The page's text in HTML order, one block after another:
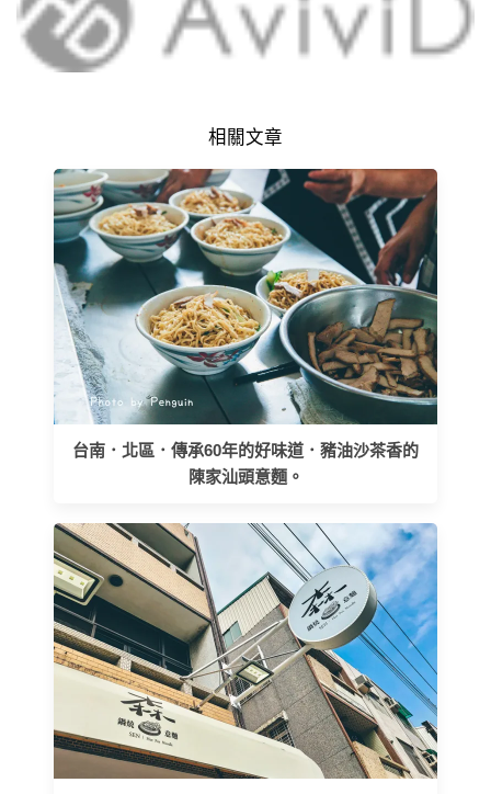
相關文章
台南．北區．傳承60年的好味道．豬油沙茶香的
陳家汕頭意麵。